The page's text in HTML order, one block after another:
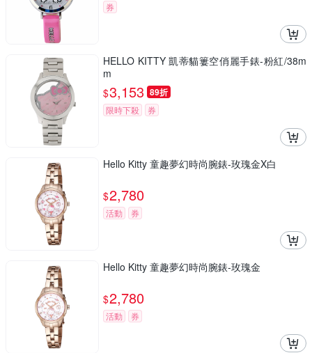
券
HELLO KITTY 凱蒂貓簍空俏麗手錶-粉紅/38m
m
$3,153 89折
限時下殺 券
Hello Kitty 童趣夢幻時尚腕錶-玫瑰金X白
$2,780
活動 券
Hello Kitty 童趣夢幻時尚腕錶-玫瑰金
$2,780
活動 券